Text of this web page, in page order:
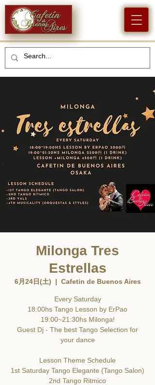
Milonga Tres
Estrellas
6月24日(土)
  |
Cafetin de Buenos Aires
Every Saturday
18:00hs Tango Lesson by ErPao
19:00~21:30hs Milonga!
Guest Dj - The best Tango Selection for
your dance
Lesson Theme Schedule
1st Saturday Tango Elegante (Tango Salon)
2nd Tango Ritmico